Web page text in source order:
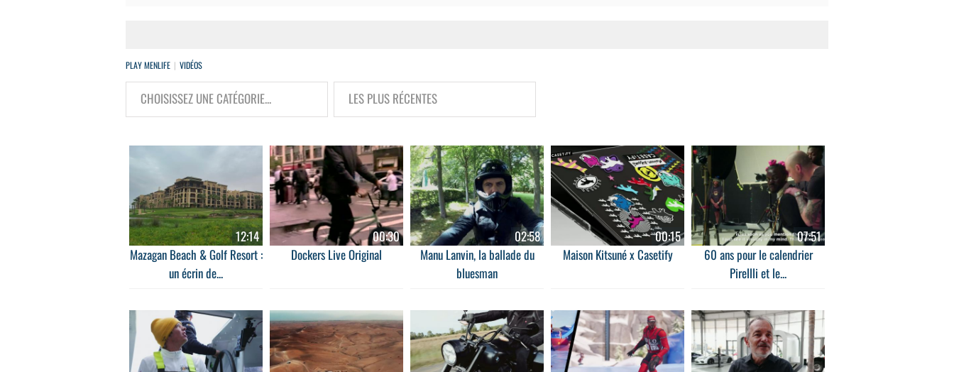
PLAY MENLIFE VIDÉOS
12:14
Mazagan Beach & Golf Resort :
un écrin de...
00:30
Dockers Live Original
02:58
Manu Lanvin, la ballade du
bluesman
00:15
Maison Kitsuné x Casetify
07:51
60 ans pour le calendrier
Pirellli et le...